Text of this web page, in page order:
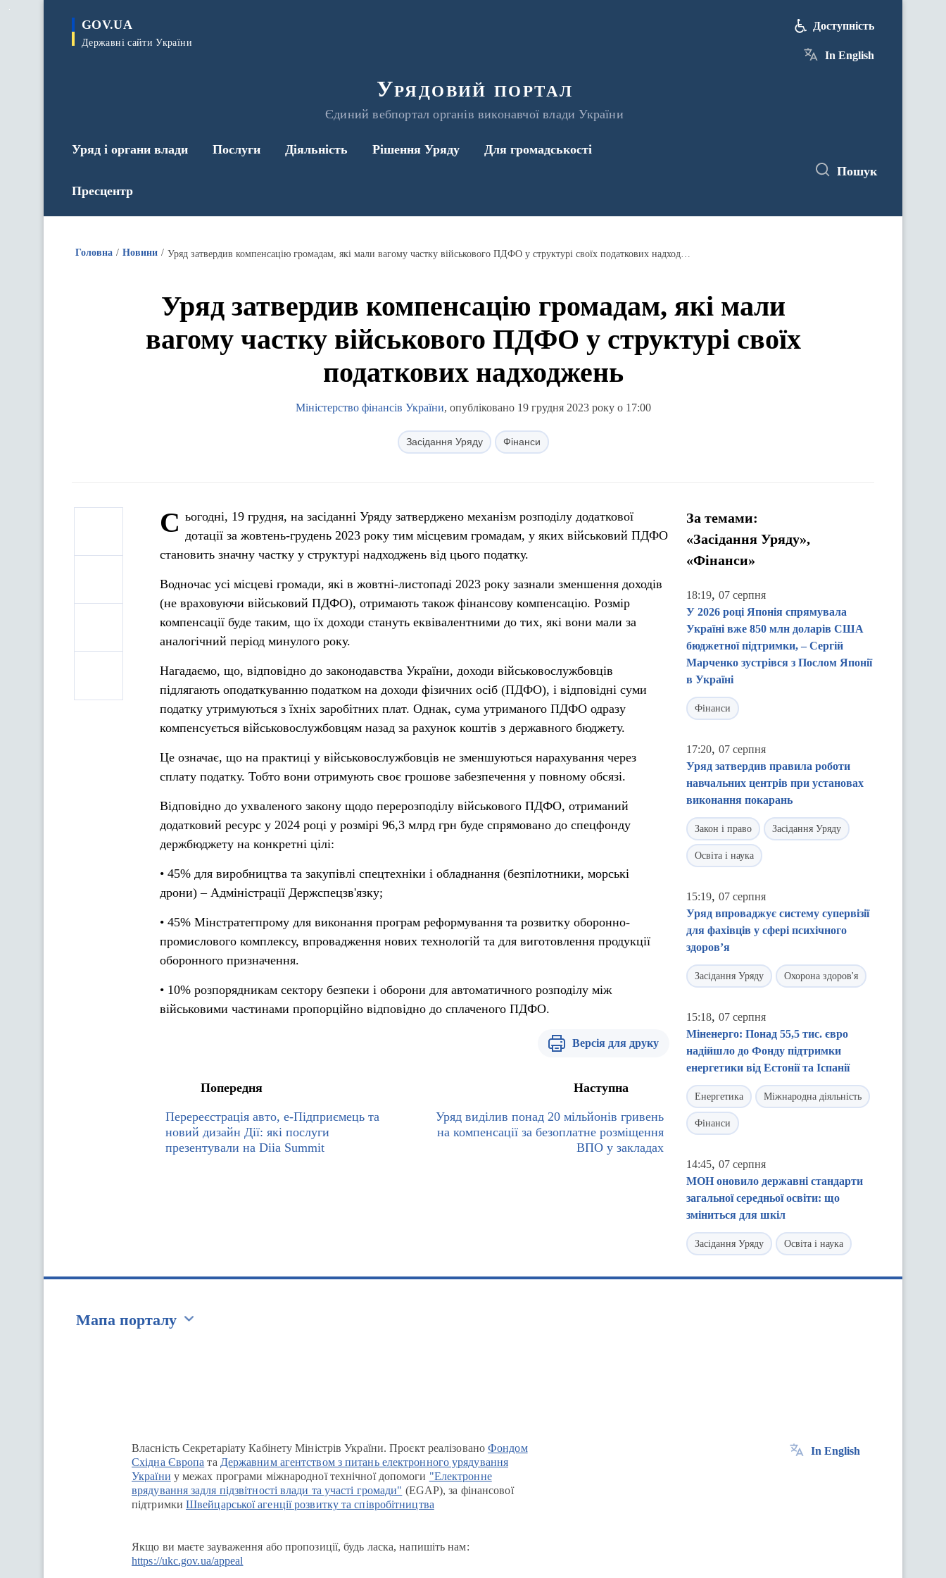
GOV.UA
Державні сайти України
Урядовий портал
Єдиний вебпортал органів виконавчої влади України
Доступність
In English
Уряд і органи влади Послуги Діяльність Рішення Уряду Для громадськості
Пресцентр
Пошук
Головна Новини Уряд затвердив компенсацію громадам, які мали вагому частку військового ПДФО у структурі своїх податкових надходжень
Уряд затвердив компенсацію громадам, які мали
вагому частку військового ПДФО у структурі своїх
податкових надходжень
Міністерство фінансів України, опубліковано 19 грудня 2023 року о 17:00
Засідання Уряду Фінанси
С ьогодні, 19 грудня, на засіданні Уряду затверджено механізм розподілу додаткової
дотації за жовтень-грудень 2023 року тим місцевим громадам, у яких військовий ПДФО
становить значну частку у структурі надходжень від цього податку.
Водночас усі місцеві громади, які в жовтні-листопаді 2023 року зазнали зменшення доходів
(не враховуючи військовий ПДФО), отримають також фінансову компенсацію. Розмір
компенсації буде таким, що їх доходи стануть еквівалентними до тих, які вони мали за
аналогічний період минулого року.
Нагадаємо, що, відповідно до законодавства України, доходи військовослужбовців
підлягають оподаткуванню податком на доходи фізичних осіб (ПДФО), і відповідні суми
податку утримуються з їхніх заробітних плат. Однак, сума утриманого ПДФО одразу
компенсується військовослужбовцям назад за рахунок коштів з державного бюджету.
Це означає, що на практиці у військовослужбовців не зменшуються нарахування через
сплату податку. Тобто вони отримують своє грошове забезпечення у повному обсязі.
Відповідно до ухваленого закону щодо перерозподілу військового ПДФО, отриманий
додатковий ресурс у 2024 році у розмірі 96,3 млрд грн буде спрямовано до спецфонду
держбюджету на конкретні цілі:
• 45% для виробництва та закупівлі спецтехніки і обладнання (безпілотники, морські
дрони) – Адміністрації Держспецзв'язку;
• 45% Мінстратегпрому для виконання програм реформування та розвитку оборонно-
промислового комплексу, впровадження нових технологій та для виготовлення продукції
оборонного призначення.
• 10% розпорядникам сектору безпеки і оборони для автоматичного розподілу між
військовими частинами пропорційно відповідно до сплаченого ПДФО.
Версія для друку
Попередня
Перереєстрація авто, е-Підприємець та
новий дизайн Дії: які послуги
презентували на Diia Summit
Наступна
Уряд виділив понад 20 мільйонів гривень
на компенсації за безоплатне розміщення
ВПО у закладах
За темами:
«Засідання Уряду»,
«Фінанси»
18:19, 07 серпня
У 2026 році Японія спрямувала
Україні вже 850 млн доларів США
бюджетної підтримки, – Сергій
Марченко зустрівся з Послом Японії
в Україні
Фінанси
17:20, 07 серпня
Уряд затвердив правила роботи
навчальних центрів при установах
виконання покарань
Закон і право Засідання Уряду
Освіта і наука
15:19, 07 серпня
Уряд впроваджує систему супервізії
для фахівців у сфері психічного
здоров’я
Засідання Уряду Охорона здоров'я
15:18, 07 серпня
Міненерго: Понад 55,5 тис. євро
надійшло до Фонду підтримки
енергетики від Естонії та Іспанії
Енергетика Міжнародна діяльність
Фінанси
14:45, 07 серпня
МОН оновило державні стандарти
загальної середньої освіти: що
зміниться для шкіл
Засідання Уряду Освіта і наука
Мапа порталу
Власність Секретаріату Кабінету Міністрів України. Проєкт реалізованоФондом
Східна Європа та Державним агентством з питань електронного урядування
України у межах програми міжнародної технічної допомоги "Електронне
врядування задля підзвітності влади та участі громади" (EGAP), за фінансової
підтримки Швейцарської агенції розвитку та співробітництва
Якщо ви маєте зауваження або пропозиції, будь ласка, напишіть нам:
https://ukc.gov.ua/appeal
In English